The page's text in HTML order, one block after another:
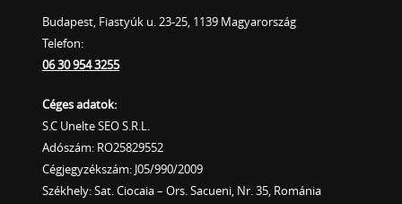
Budapest, Fiastyúk u. 23-25, 1139 Magyarország
Telefon:
06 30 954 3255
Céges adatok:
S.C Unelte SEO S.R.L.
Adószám: RO25829552
Cégjegyzékszám: J05/990/2009
Székhely: Sat. Ciocaia – Ors. Sacueni, Nr. 35, Románia